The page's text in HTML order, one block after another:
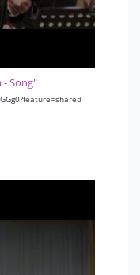
Song"